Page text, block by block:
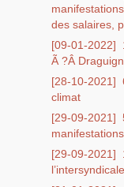
des salaires,
[09-01-2022]
Ã ?Â
[28-10-2021]
climat
[29-09-2021]
manifestations
[29-09-2021]